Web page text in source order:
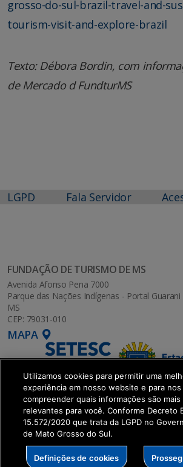
grosso-do-sul-brazil-travel-and-
tourism-visit-and-explore-brazil
Texto: Débora Bordin, com
de Mercado d FundturMS
LGPD Fala Servidor
FUNDAÇÃO DE TURISMO DE MS
Avenida Afonso Pena 7000
Parque das Nações Indígenas - Portal
MS
CEP: 79031-010
MAPA
SETDIG | Secretaria-Executiva
Digital
Utilizamos cookies para permitir uma
experiência em nosso website e para nos
compreender quais informações são
relevantes para você. Conforme Decreto
15.572/2020 que trata da LGPD no
de Mato Grosso do Sul.
Definições de cookies